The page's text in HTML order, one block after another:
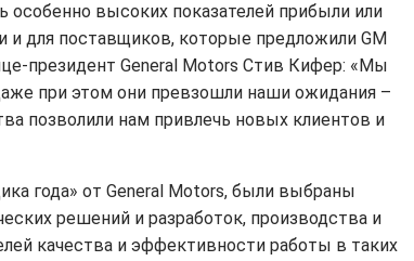
высоких показателей прибыли или
и для поставщиков, которые предложили GM
президент General Motors Стив Кифер: «Мы
при этом они превзошли наши ожидания –
позволили нам привлечь новых клиентов и
года» от General Motors, были выбраны
решений и разработок, производства и
качества и эффективности работы в таких